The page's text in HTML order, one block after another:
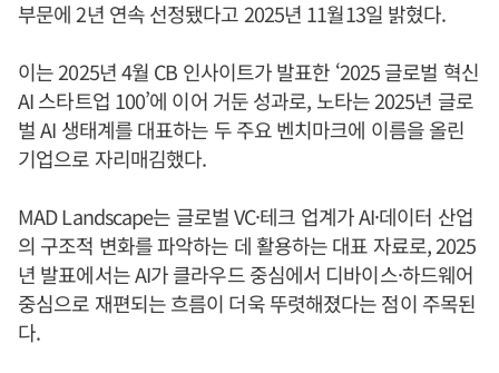
부문에 2년 연속 선정됐다고 2025년 11월13일 밝혔다.
이는 2025년 4월 CB 인사이트가 발표한 ‘2025 글로벌 혁신
AI 스타트업 100’에 이어 거둔 성과로, 노타는 2025년 글로
벌 AI 생태계를 대표하는 두 주요 벤치마크에 이름을 올린
기업으로 자리매김했다.
MAD Landscape는 글로벌 VC·테크 업계가 AI·데이터 산업
의 구조적 변화를 파악하는 데 활용하는 대표 자료로, 2025
년 발표에서는 AI가 클라우드 중심에서 디바이스·하드웨어
중심으로 재편되는 흐름이 더욱 뚜렷해졌다는 점이 주목된
다.